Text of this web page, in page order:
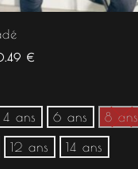
€
4 ans 6 ans 8 ans
12 ans 14 ans